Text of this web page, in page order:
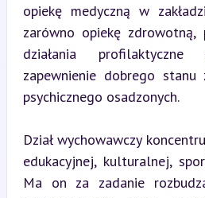
opiekę medyczną w
zarówno opiekę zdrowotną,
działania
zapewnienie dobrego
psychicznego osadzonych.
Dział wychowawczy
edukacyjnej, kulturalnej,
Ma on za zadanie